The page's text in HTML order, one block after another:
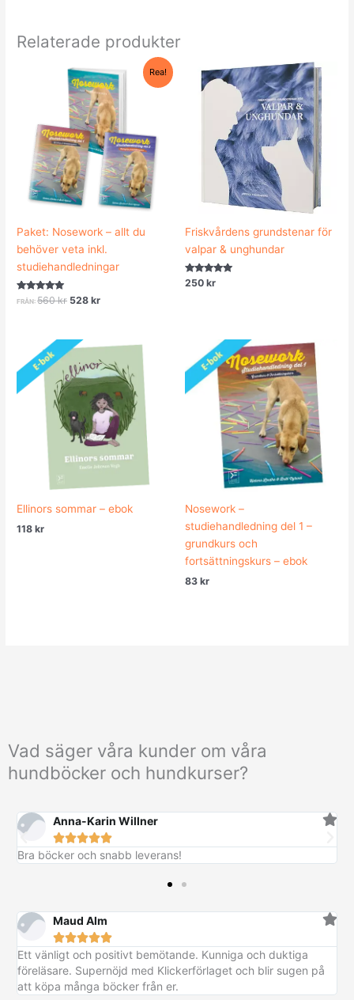
Relaterade produkter
Rea!
Paket: Nosework – allt du
behöver veta inkl.
studiehandledningar
Betygsatt
FRÅN:560kr
Det
ursprungliga
priset
var:
560 kr.
528kr
nuvarande
priset
är:
528 kr.
Friskvårdens grundstenar för
valpar & unghundar
Betygsatt
5.00
250 kr
Ellinors sommar – ebok
118kr
Nosework –
studiehandledning del 1 –
grundkurs och
fortsättningskurs – ebok
83 kr
Vad säger våra kunder om våra
hundböcker och hundkurser?
Anna-Karin Willner

Bra böcker och snabb leverans!
Maud Alm

Ett vänligt och positivt bemötande. Kunniga och duktiga
föreläsare. Supernöjd med Klickerförlaget och blir sugen på
att köpa många böcker från er.